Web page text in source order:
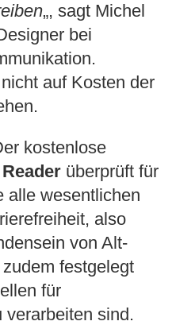
„, sagt Michel
bei
auf Kosten der
kostenlose
überprüft für
alle wesentlichen
also
von Alt-
festgelegt
für
verarbeiten sind.